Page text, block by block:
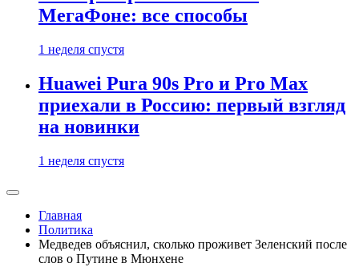
МегаФоне: все способы
1 неделя спустя
Huawei Pura 90s Pro и Pro Max
приехали в Россию: первый взгляд
на новинки
1 неделя спустя
Главная
Политика
Медведев объяснил, сколько проживет Зеленский после
слов о Путине в Мюнхене